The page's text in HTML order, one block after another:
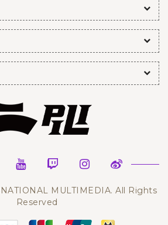
MULTIMEDIA. All Rights
Reserved